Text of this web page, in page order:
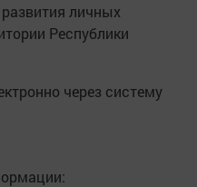
личных
Республики
через систему